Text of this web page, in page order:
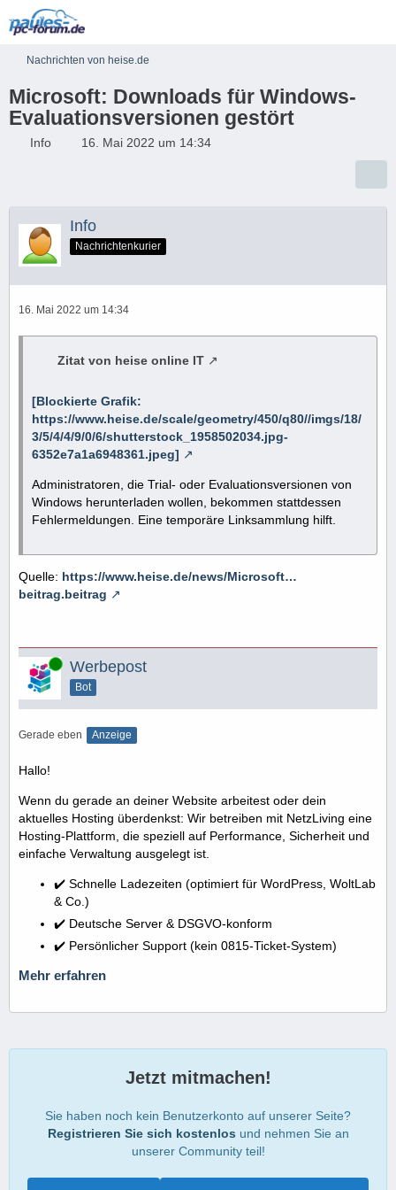
Nachrichten von heise.de
Microsoft: Downloads für Windows-
Evaluationsversionen gestört
Info 16. Mai 2022 um 14:34
Info
Nachrichtenkurier
16. Mai 2022 um 14:34
Zitat von heise online IT
[Blockierte Grafik:
https://www.heise.de/scale/geometry/450/q80//imgs/18/
3/5/4/4/9/0/6/shutterstock_1958502034.jpg-
6352e7a1a6948361.jpeg]
Administratoren, die Trial- oder Evaluationsversionen von
Windows herunterladen wollen, bekommen stattdessen
Fehlermeldungen. Eine temporäre Linksammlung hilft.
Quelle: https://www.heise.de/news/Microsoft…
beitrag.beitrag
Online Werbepost
Bot
Gerade eben Anzeige
Hallo!
Wenn du gerade an deiner Website arbeitest oder dein
aktuelles Hosting überdenkst: Wir betreiben mit NetzLiving eine
Hosting-Plattform, die speziell auf Performance, Sicherheit und
einfache Verwaltung ausgelegt ist.
✔️ Schnelle Ladezeiten (optimiert für WordPress, WoltLab
& Co.)
✔️ Deutsche Server & DSGVO-konform
✔️ Persönlicher Support (kein 0815-Ticket-System)
Mehr erfahren
Jetzt mitmachen!
Sie haben noch kein Benutzerkonto auf unserer Seite?
Registrieren Sie sich kostenlos und nehmen Sie an
unserer Community teil!